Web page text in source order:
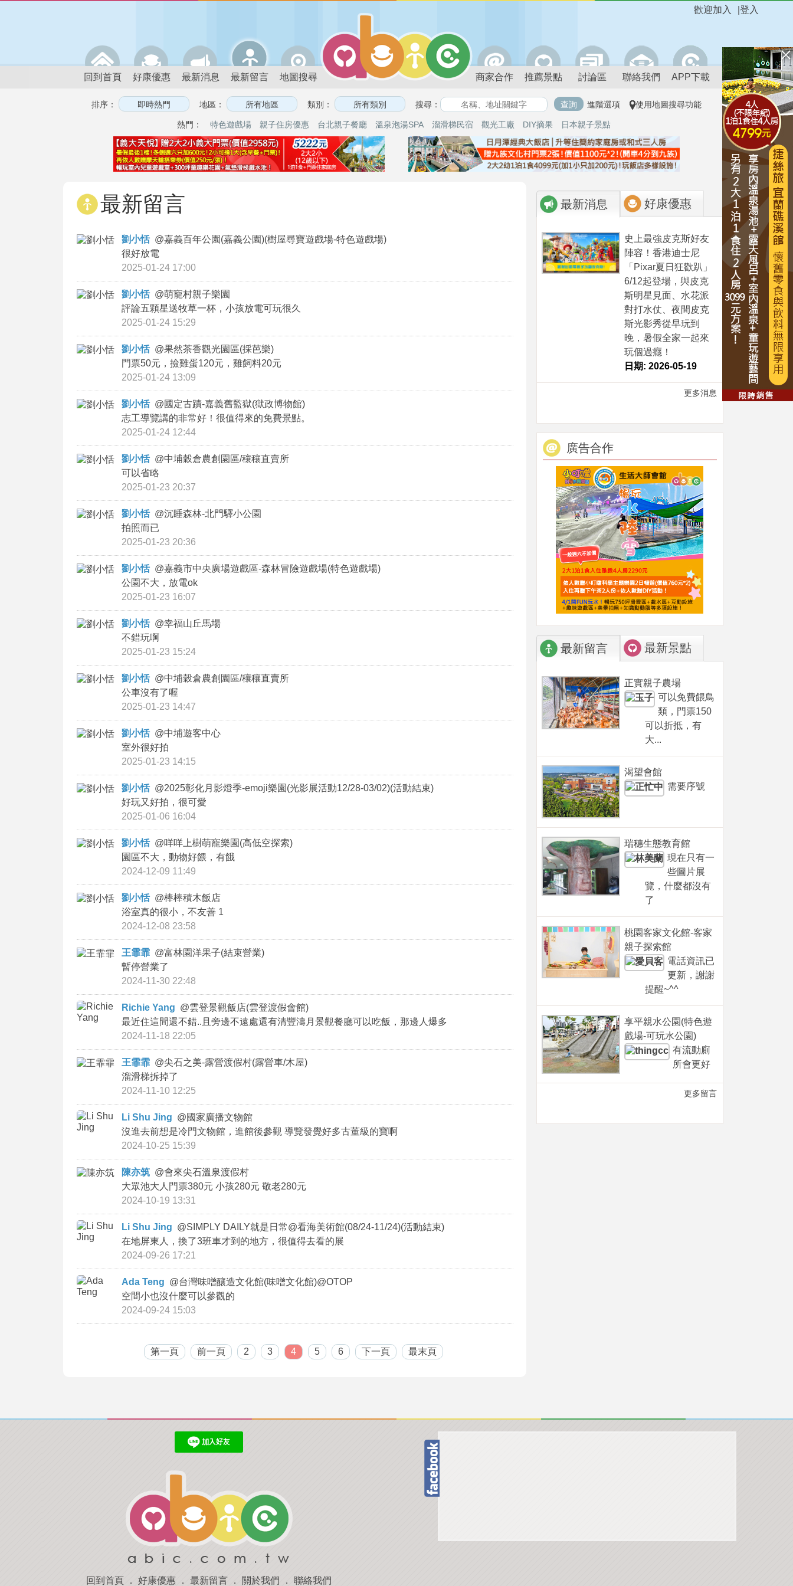
登入
歡迎加入
回到首頁 好康優惠 最新消息 最新留言 地圖搜尋 商家合作 推薦景點 討論區 聯絡我們 APP下載
排序： 地區： 類別： 搜尋： 進階選項 使用地圖搜尋功能
熱門： 特色遊戲場 親子住房優惠 台北親子餐廳 溫泉泡湯SPA 溜滑梯民宿 觀光工廠 DIY摘果 日本親子景點
最新留言
劉小恬 @嘉義百年公園(嘉義公園)(樹屋尋寶遊戲場-特色遊戲場)
很好放電
2025-01-24 17:00
劉小恬 @萌寵村親子樂園
評論五顆星送牧草一杯，小孩放電可玩很久
2025-01-24 15:29
劉小恬 @果然茶香觀光園區(採芭樂)
門票50元，撿雞蛋120元，雞飼料20元
2025-01-24 13:09
劉小恬 @國定古蹟-嘉義舊監獄(獄政博物館)
志工導覽講的非常好！很值得來的免費景點。
2025-01-24 12:44
劉小恬 @中埔穀倉農創園區/穰穰直賣所
可以省略
2025-01-23 20:37
劉小恬 @沉睡森林-北門驛小公園
拍照而已
2025-01-23 20:36
劉小恬 @嘉義市中央廣場遊戲區-森林冒險遊戲場(特色遊戲場)
公園不大，放電ok
2025-01-23 16:07
劉小恬 @幸福山丘馬場
不錯玩啊
2025-01-23 15:24
劉小恬 @中埔穀倉農創園區/穰穰直賣所
公車沒有了喔
2025-01-23 14:47
劉小恬 @中埔遊客中心
室外很好拍
2025-01-23 14:15
劉小恬 @2025彰化月影燈季-emoji樂園(光影展活動12/28-03/02)(活動結束)
好玩又好拍，很可愛
2025-01-06 16:04
劉小恬 @咩咩上樹萌寵樂園(高低空探索)
園區不大，動物好餵，有餓
2024-12-09 11:49
劉小恬 @棒棒積木飯店
浴室真的很小，不友善 1
2024-12-08 23:58
王霏霏 @富林園洋果子(結束營業)
暫停營業了
2024-11-30 22:48
Richie Yang @雲登景觀飯店(雲登渡假會館)
最近住這間還不錯..且旁邊不遠處還有清豐濤月景觀餐廳可以吃飯，那邊人爆多
2024-11-18 22:05
王霏霏 @尖石之美-露營渡假村(露營車/木屋)
溜滑梯拆掉了
2024-11-10 12:25
Li Shu Jing @國家廣播文物館
沒進去前想是冷門文物館，進館後參觀 導覽發覺好多古董級的寶啊
2024-10-25 15:39
陳亦筑 @會來尖石溫泉渡假村
大眾池大人門票380元 小孩280元 敬老280元
2024-10-19 13:31
Li Shu Jing @SIMPLY DAILY就是⽇常@看海美術館(08/24-11/24)(活動結束)
在地屏東人，換了3班車才到的地方，很值得去看的展
2024-09-26 17:21
Ada Teng @台灣味噌釀造文化館(味噌文化館)@OTOP
空間小也沒什麼可以參觀的
2024-09-24 15:03
第一頁 前一頁 2 3 4 5 6 下一頁 最末頁
最新消息 好康優惠
史上最強皮克斯好友
陣容！香港迪士尼
「Pixar夏日狂歡趴」
6/12起登場，與皮克
斯明星見面、水花派
對打水仗、夜間皮克
斯光影秀從早玩到
晚，暑假全家一起來
玩個過癮！
日期: 2026-05-19
更多消息
廣告合作
最新留言 最新景點
正實親子農場
可以免費餵鳥
類，門票150
可以折抵，有
大...
渴望會館
需要序號
瑞穗生態教育館
現在只有一
些圖片展
覽，什麼都沒有
了
桃園客家文化館-客家
親子探索館
電話資訊已
更新，謝謝
提醒~^^
享平親水公園(特色遊
戲場-可玩水公園)
有流動廁
所會更好
更多留言
回到首頁 ． 好康優惠 ． 最新留言 ． 關於我們 ． 聯絡我們